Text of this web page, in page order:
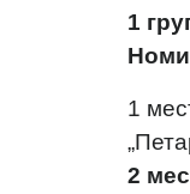
1
1
2